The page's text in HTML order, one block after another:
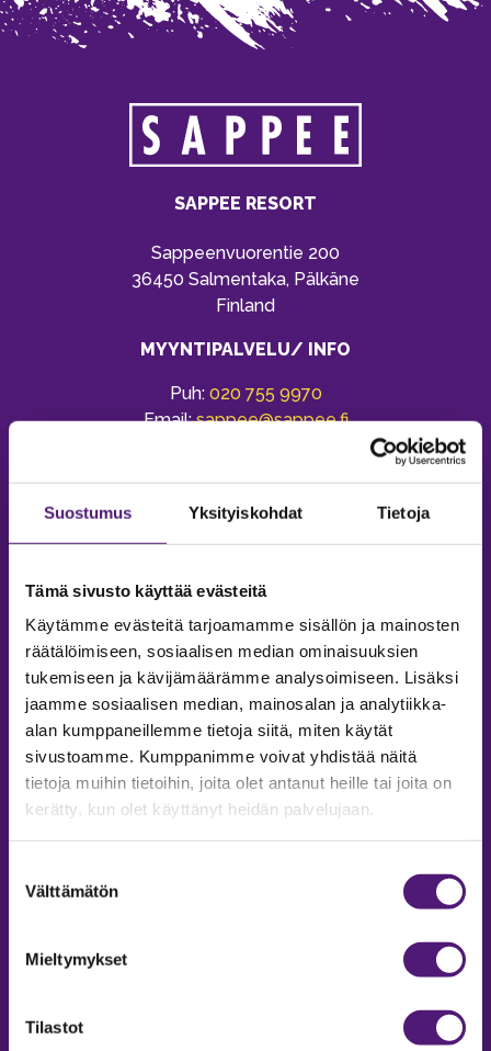
Suostumus Yksityiskohdat Tietoja
Tämä sivusto käyttää evästeitä
Käytämme evästeitä tarjoamamme sisällön ja mainosten
räätälöimiseen, sosiaalisen median ominaisuuksien
tukemiseen ja kävijämäärämme analysoimiseen. Lisäksi
jaamme sosiaalisen median, mainosalan ja analytiikka-
alan kumppaneillemme tietoja siitä, miten käytät
sivustoamme. Kumppanimme voivat yhdistää näitä
tietoja muihin tietoihin, joita olet antanut heille tai joita on
kerätty, kun olet käyttänyt heidän palvelujaan.
valinta
Välttämätön
Mieltymykset
Tilastot
SAPPEE RESORT
Sappeenvuorentie 200
36450 Salmentaka, Pälkäne
Finland
MYYNTIPALVELU/ INFO
Puh: 020 755 9970
Email:sappee@sappee.fi
MAJOITUS
Tiedustelut & Varaukset